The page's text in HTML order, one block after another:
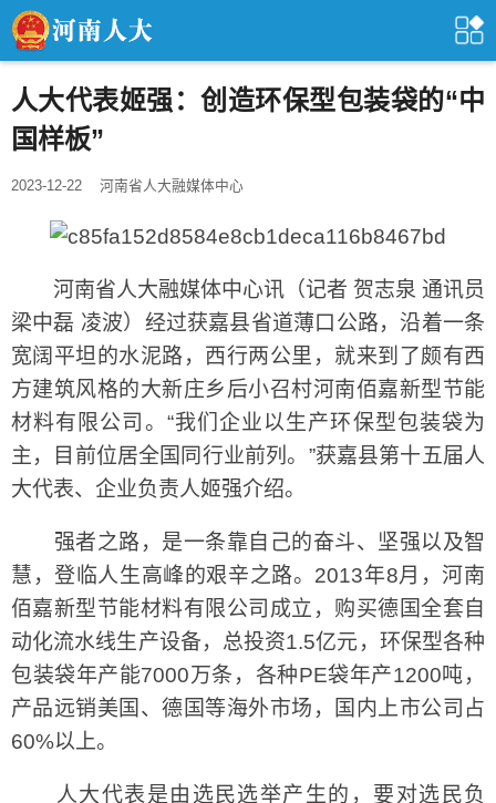
人大代表姬强：创造环保型包装袋的“中
国样板”
2023-12-22 河南省人大融媒体中心
河南省人大融媒体中心讯（记者 贺志泉 通讯员
梁中磊 凌波）经过获嘉县省道薄口公路，沿着一条
宽阔平坦的水泥路，西行两公里，就来到了颇有西
方建筑风格的大新庄乡后小召村河南佰嘉新型节能
材料有限公司。“我们企业以生产环保型包装袋为
主，目前位居全国同行业前列。”获嘉县第十五届人
大代表、企业负责人姬强介绍。
强者之路，是一条靠自己的奋斗、坚强以及智
慧，登临人生高峰的艰辛之路。2013年8月，河南
佰嘉新型节能材料有限公司成立，购买德国全套自
动化流水线生产设备，总投资1.5亿元，环保型各种
包装袋年产能7000万条，各种PE袋年产1200吨，
产品远销美国、德国等海外市场，国内上市公司占
60%以上。
人大代表是由选民选举产生的，要对选民负